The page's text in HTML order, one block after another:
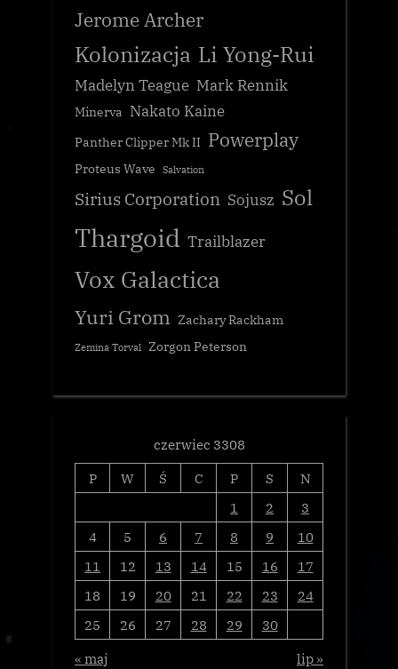
Jerome Archer
Kolonizacja Li Yong-Rui
Madelyn Teague Mark Rennik
Minerva Nakato Kaine
Panther Clipper Mk II Powerplay
Proteus Wave Salvation
Sirius Corporation Sojusz Sol
Thargoid Trailblazer
Vox Galactica
Yuri Grom Zachary Rackham
Zemina Torval Zorgon Peterson
czerwiec 3308
P
W Ś C P S
N
1
2
3
4
5 6 7 8 9
10
11
12 13 14 15 16
17
18
19 20 21 22 23
24
25
26 27 28 29
30
« maj
lip »